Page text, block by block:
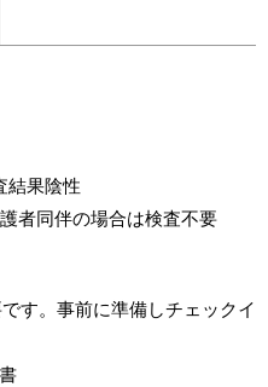
結果陰性
者同伴の場合は検査不要
す。事前に準備しチェックイ